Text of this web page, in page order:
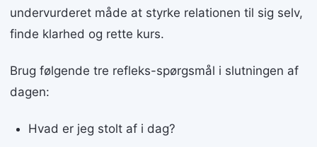
undervurderet måde at styrke relationen til sig selv,
finde klarhed og rette kurs.
Brug følgende tre refleks-spørgsmål i slutningen af
dagen:
Hvad er jeg stolt af i dag?